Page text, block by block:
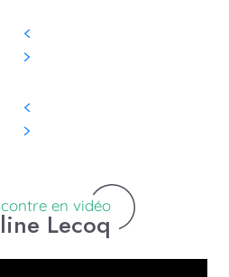
en vidéo
Lecoq